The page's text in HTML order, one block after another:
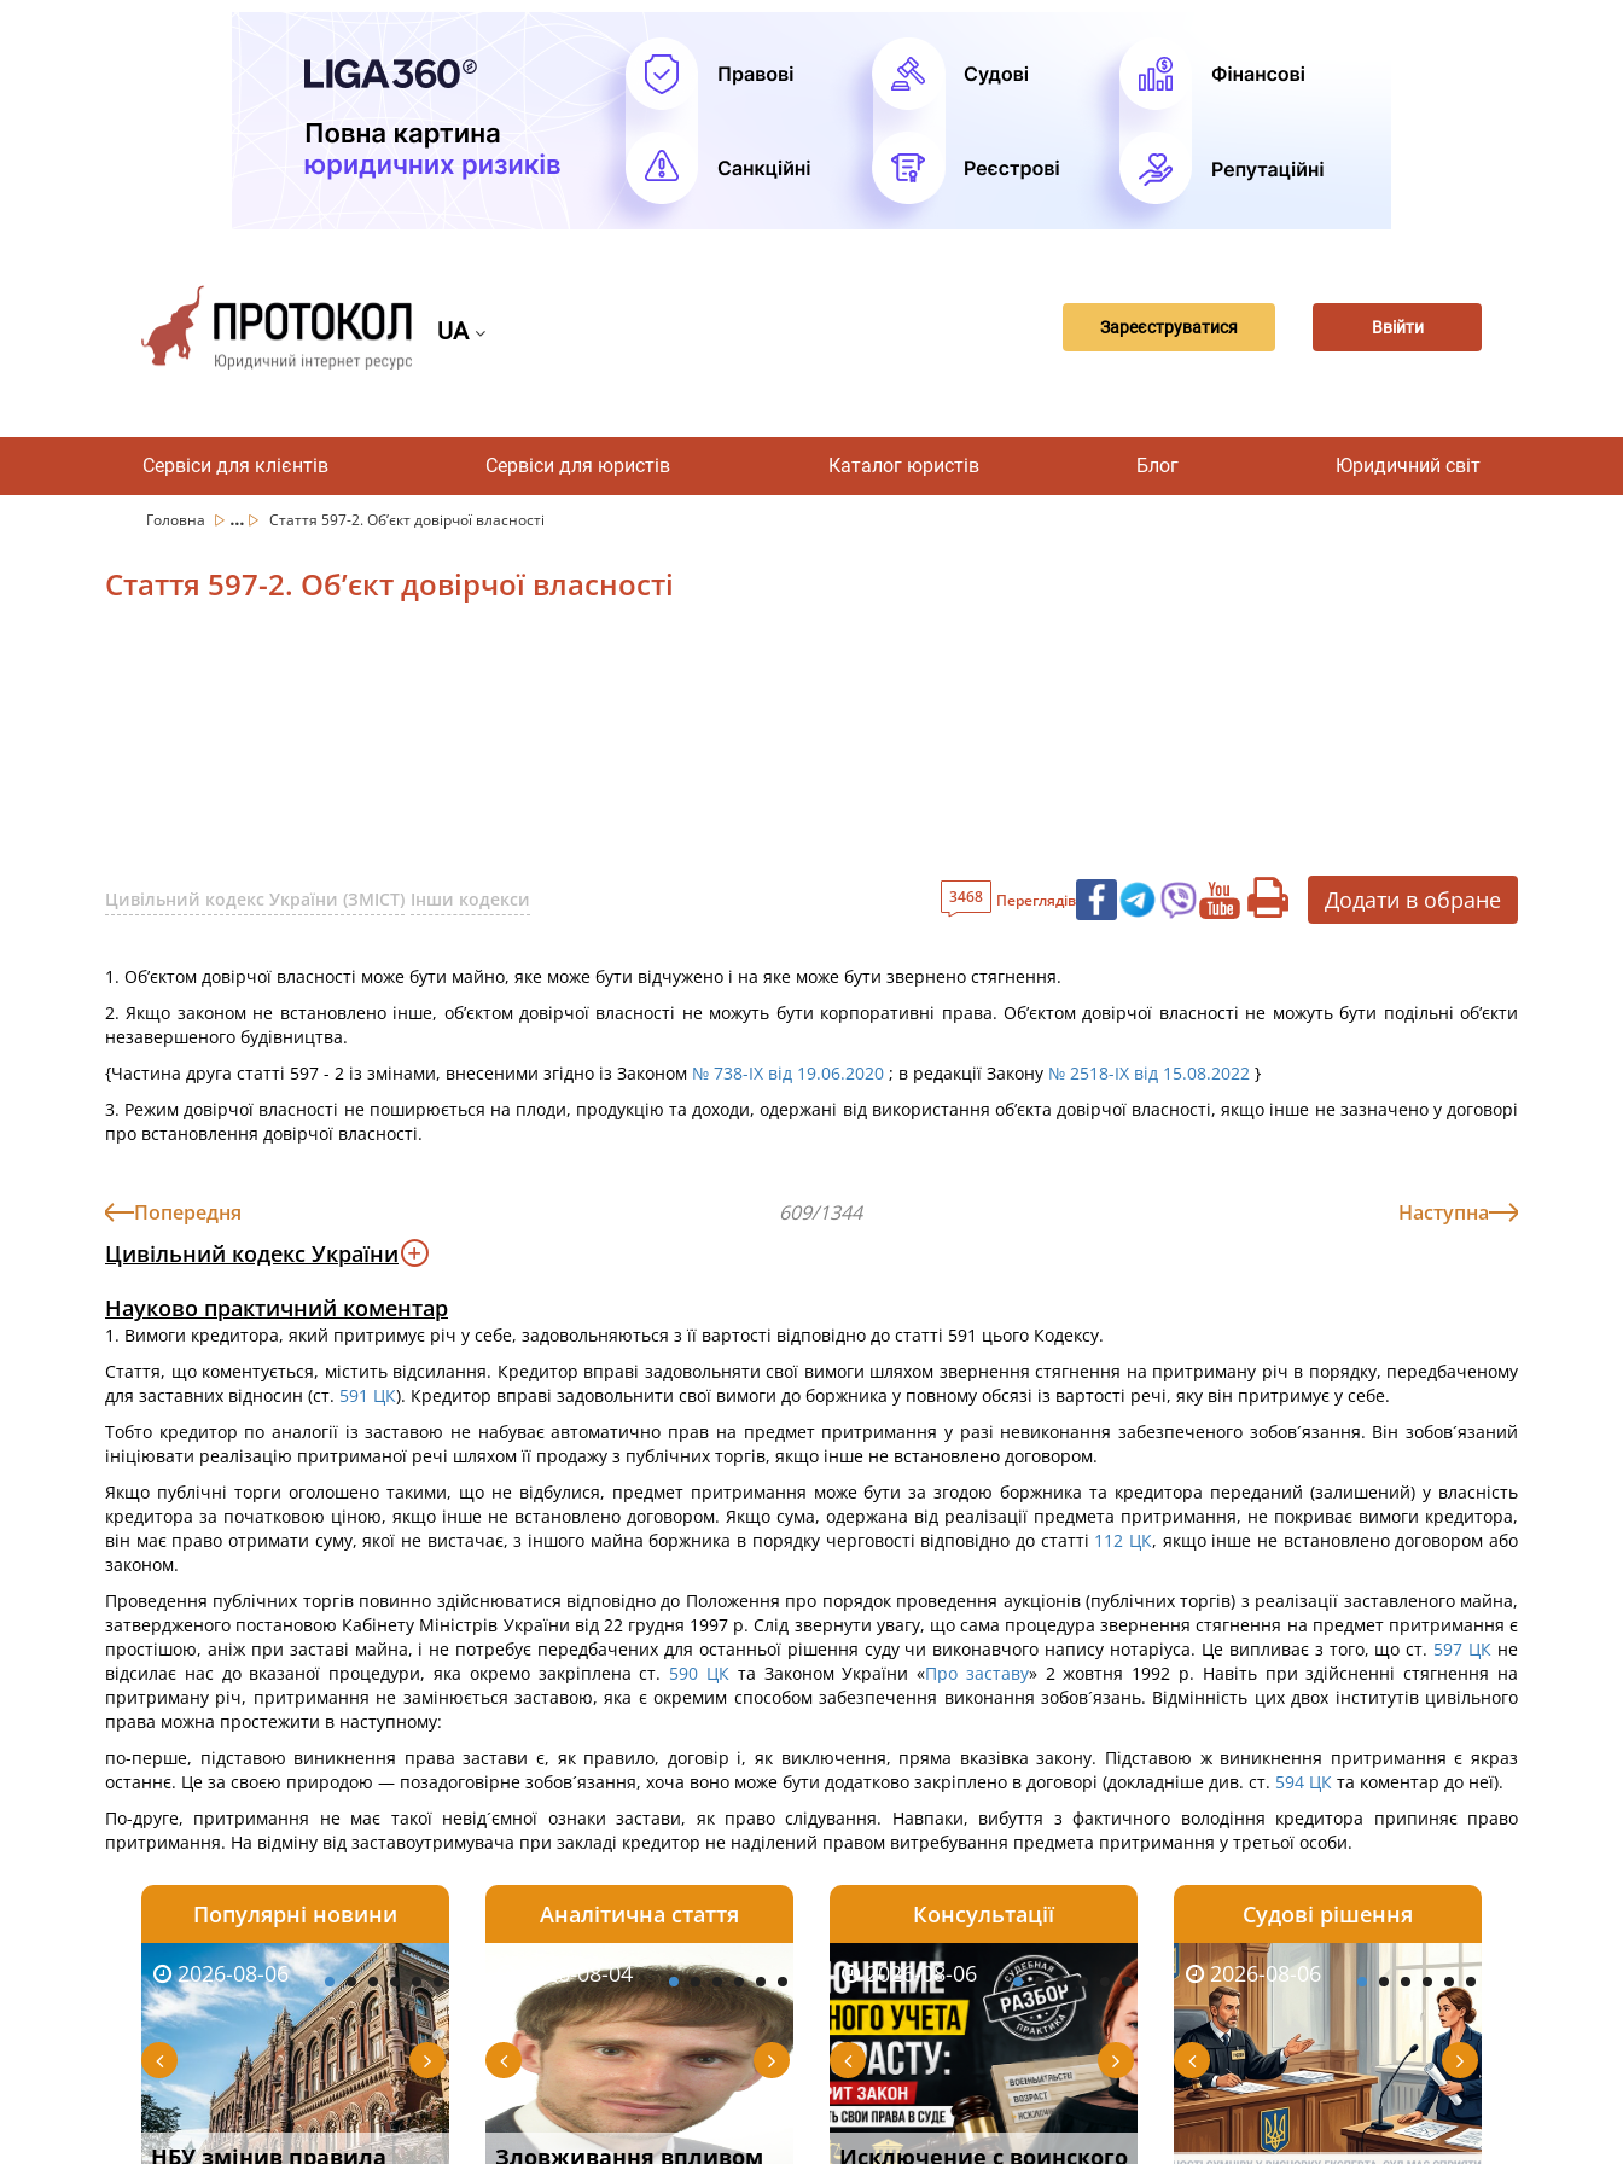
UA Зареєструватися Ввійти
Сервіси для клієнтів Сервіси для юристів Каталог юристів Блог Юридичний світ
Головна ... Стаття 597-2. Об’єкт довірчої власності
Стаття 597-2. Об’єкт довірчої власності
Цивільний кодекс України (ЗМІСТ) Інши кодекси 3468 Переглядів Додати в обране
1. Об’єктом довірчої власності може бути майно, яке може бути відчужено і на яке може бути звернено стягнення.
2. Якщо законом не встановлено інше, об’єктом довірчої власності не можуть бути корпоративні права. Об’єктом довірчої власності не можуть бути подільні об’єкти
незавершеного будівництва.
{Частина друга статті 597 - 2 із змінами, внесеними згідно із Законом № 738-IX від 19.06.2020 ; в редакції Закону № 2518-IX від 15.08.2022 }
3. Режим довірчої власності не поширюється на плоди, продукцію та доходи, одержані від використання об’єкта довірчої власності, якщо інше не зазначено у договорі
про встановлення довірчої власності.
Попередня 609/1344 Наступна
Цивільний кодекс України
Науково практичний коментар
1. Вимоги кредитора, який притримує річ у себе, задовольняються з її вартості відповідно до статті 591 цього Кодексу.
Стаття, що коментується, містить відсилання. Кредитор вправі задовольняти свої вимоги шляхом звернення стягнення на притриману річ в порядку, передбаченому
для заставних відносин (ст. 591 ЦК). Кредитор вправі задовольнити свої вимоги до боржника у повному обсязі із вартості речі, яку він притримує у себе.
Тобто кредитор по аналогії із заставою не набуває автоматично прав на предмет притримання у разі невиконання забезпеченого зобов´язання. Він зобов´язаний
ініціювати реалізацію притриманої речі шляхом її продажу з публічних торгів, якщо інше не встановлено договором.
Якщо публічні торги оголошено такими, що не відбулися, предмет притримання може бути за згодою боржника та кредитора переданий (залишений) у власність
кредитора за початковою ціною, якщо інше не встановлено договором. Якщо сума, одержана від реалізації предмета притримання, не покриває вимоги кредитора,
він має право отримати суму, якої не вистачає, з іншого майна боржника в порядку черговості відповідно до статті 112 ЦК, якщо інше не встановлено договором або
законом.
Проведення публічних торгів повинно здійснюватися відповідно до Положення про порядок проведення аукціонів (публічних торгів) з реалізації заставленого майна,
затвердженого постановою Кабінету Міністрів України від 22 грудня 1997 р. Слід звернути увагу, що сама процедура звернення стягнення на предмет притримання є
простішою, аніж при заставі майна, і не потребує передбачених для останньої рішення суду чи виконавчого напису нотаріуса. Це випливає з того, що ст. 597 ЦК не
відсилає нас до вказаної процедури, яка окремо закріплена ст. 590 ЦКта Законом України «Про заставу» 2 жовтня 1992 р. Навіть при здійсненні стягнення на
притриману річ, притримання не замінюється заставою, яка є окремим способом забезпечення виконання зобов´язань. Відмінність цих двох інститутів цивільного
права можна простежити в наступному:
по-перше, підставою виникнення права застави є, як правило, договір і, як виключення, пряма вказівка закону. Підставою ж виникнення притримання є якраз
останнє. Це за своєю природою — позадоговірне зобов´язання, хоча воно може бути додатково закріплено в договорі (докладніше див. ст. 594 ЦК та коментар до неї).
По-друге, притримання не має такої невід´ємної ознаки застави, як право слідування. Навпаки, вибуття з фактичного володіння кредитора припиняє право
притримання. На відміну від заставоутримувача при закладі кредитор не наділений правом витребування предмета притримання у третьої особи.
Популярні новини
2026-08-06
НБУ змінив правила
2026-08-06
Якщо суд встановив для
2026-08-06
Документи, на яких не
2026-08-05
Суд оштрафував
2026-08-05
Чоловік помер, але
Аналітична стаття
2026-08-03
Водії можуть отримати
2026-08-04
Зловживання впливом
2026-08-04
Переоформлення
2026-08-03
Огляд практики ВС від
2026-08-03
Консультації
2026-08-05
Особливості захисту у
2026-08-06
Исключение с воинского
2026-08-06
Спільне проживання без
2026-08-06
Виключення з
Судові рішення
2026-07-30
Восьмий ААС фактично
2026-08-06